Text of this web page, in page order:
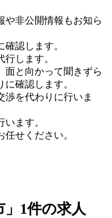
や非公開情報もお知ら
認します。
します。
面と向かって聞きずら
確認します。
渉を代わりに行いま
ます。
せください。
1件の求人